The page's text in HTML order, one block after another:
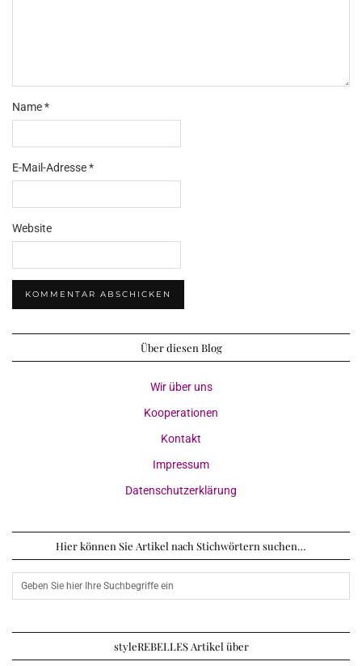
Name*
E-Mail-Adresse*
Website
Über diesen Blog
Wir über uns
Kooperationen
Kontakt
Impressum
Datenschutzerklärung
Hier können Sie Artikel nach Stichwörtern suchen…
styleREBELLES Artikel über